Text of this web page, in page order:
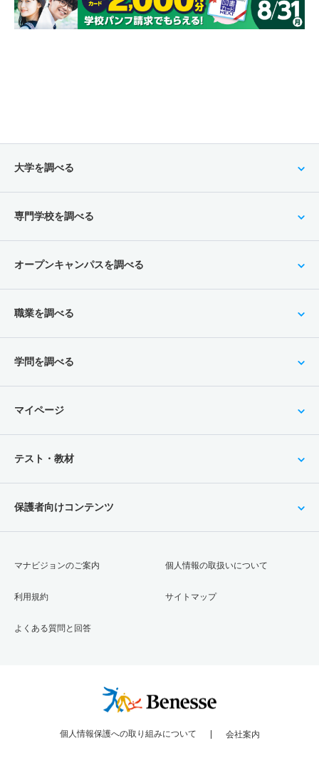
大学を調べる
専門学校を調べる
オープンキャンパスを調べる
職業を調べる
学問を調べる
マイページ
テスト・教材
保護者向けコンテンツ
マナビジョンのご案内
利用規約
よくある質問と回答
個人情報の取扱いについて
サイトマップ
個人情報保護への取り組みについて 会社案内